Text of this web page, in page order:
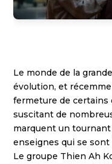
Le monde de la
évolution, et
fermeture de certains
suscitant de
marquent un
enseignes qui se sont
Le groupe Thien Ah